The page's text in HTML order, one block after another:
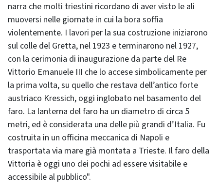
narra che molti triestini ricordano di aver visto le ali
muoversi nelle giornate in cui la bora soffia
violentemente. I lavori per la sua costruzione iniziarono
sul colle del Gretta, nel 1923 e terminarono nel 1927,
con la cerimonia di inaugurazione da parte del Re
Vittorio Emanuele III che lo accese simbolicamente per
la prima volta, su quello che restava dell’antico forte
austriaco Kressich, oggi inglobato nel basamento del
faro. La lanterna del faro ha un diametro di circa 5
metri, ed è considerata una delle più grandi d’Italia. Fu
costruita in un officina meccanica di Napoli e
trasportata via mare già montata a Trieste. Il faro della
Vittoria è oggi uno dei pochi ad essere visitabile e
accessibile al pubblico".